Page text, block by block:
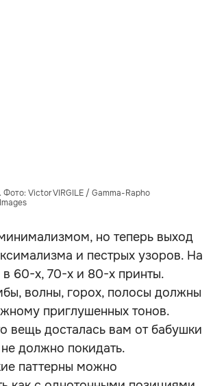
Фото: Victor VIRGILE / Gamma-Rapho
но теперь выход
и пестрых узоров. На
60-х, 70-х и 80-х принты.
волны, горох, полосы должны
приглушенных тонов.
вещь досталась вам от бабушки
должно покидать.
паттерны можно